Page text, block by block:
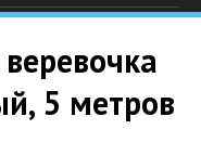
5 метров